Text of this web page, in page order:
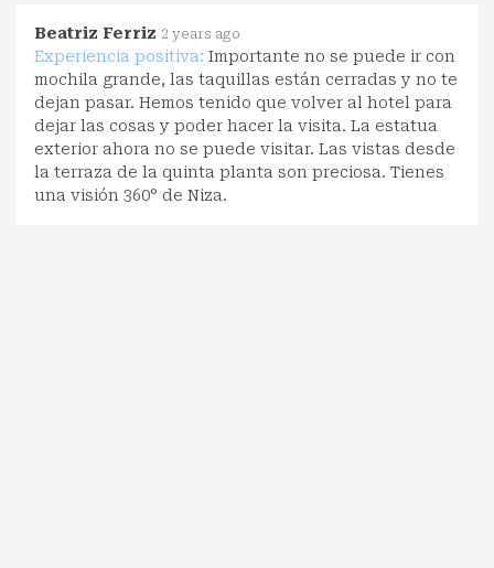
Beatriz Ferriz 2 years ago
Experiencia positiva: Importante no se puede ir con
mochila grande, las taquillas están cerradas y no te
dejan pasar. Hemos tenido que volver al hotel para
dejar las cosas y poder hacer la visita. La estatua
exterior ahora no se puede visitar. Las vistas desde
la terraza de la quinta planta son preciosa. Tienes
una visión 360° de Niza.